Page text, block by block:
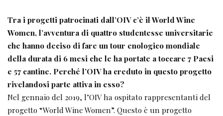
Tra i progetti patrocinati dall’OIV c’è il World Wine
Women, l’avventura di quattro studentesse universitarie
che hanno deciso di fare un tour enologico mondiale
della durata di 6 mesi che le ha portate a toccare 7 Paesi
e 57 cantine. Perché l’OIV ha creduto in questo progetto
rivelandosi parte attiva in esso?
Nel gennaio del 2019, l’OIV ha ospitato rappresentanti del
progetto “World Wine Women”. Questo è un progetto